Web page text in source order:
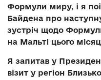
Формули миру, і я
Байдена про
зустріч щодо
на Мальті цього
Я запитав у
візит у регіон